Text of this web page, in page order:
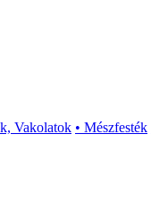
Vakolatok • Mészfesték